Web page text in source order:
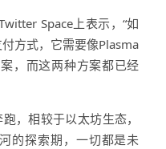
Space上表示，“如
方式，它需要像Plasma
，而这两种方案都已经
，相较于以太坊生态，
的探索期，一切都是未